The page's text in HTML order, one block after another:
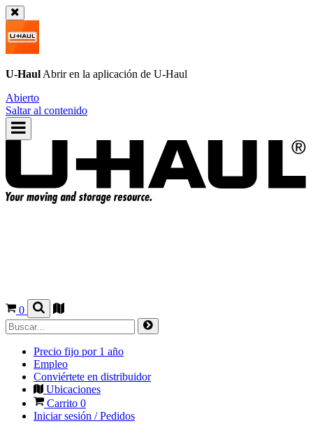
U-Haul Abrir en la aplicación de U-Haul
Abierto
Saltar al contenido
0
Precio fijo por 1 año
Empleo
Conviértete en distribuidor
Ubicaciones
Carrito 0
Iniciar sesión / Pedidos